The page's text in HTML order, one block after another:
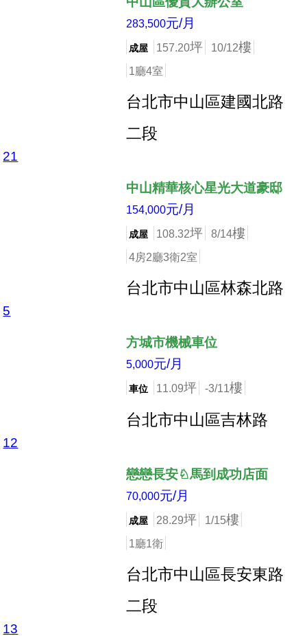
283,500元/月
成屋 157.20坪 10/12樓
1廳4室
台北市中山區建國北路
二段
店長推薦
21
中山精華核心星光大道豪邸
154,000元/月
成屋 108.32坪 8/14樓
4房2廳3衛2室
台北市中山區林森北路
店長推薦
5
方城市機械車位
5,000元/月
車位 11.09坪 -3/11樓
台北市中山區吉林路
店長推薦
12
戀戀長安♘馬到成功店面
70,000元/月
成屋 28.29坪 1/15樓
1廳1衛
台北市中山區長安東路
二段
店長推薦
13